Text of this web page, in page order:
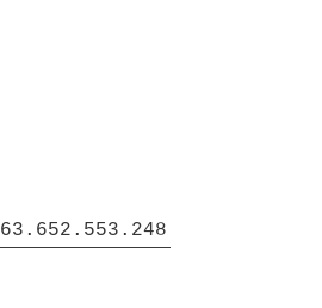
63.652.553.248